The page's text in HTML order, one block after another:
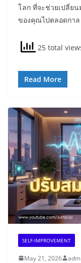
โลก ที่จะช่วยเปลี่ย
ของคุณไปตลอดกาล
25 total
Read More
SELF-IMPROVEMENT
May 21, 2026